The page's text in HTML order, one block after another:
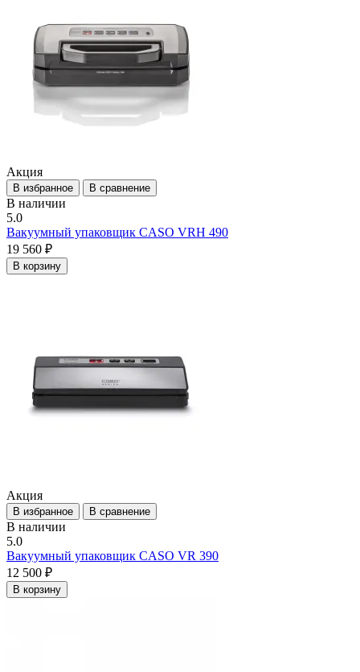
Акция
В избранное В сравнение
В наличии
5.0
Вакуумный упаковщик CASO VRH 490
19 560 ₽
В корзину
Акция
В избранное В сравнение
В наличии
5.0
Вакуумный упаковщик CASO VR 390
12 500 ₽
В корзину